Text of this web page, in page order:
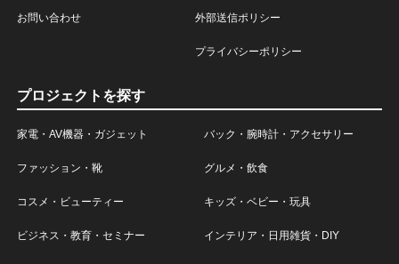
お問い合わせ 外部送信ポリシー
プライバシーポリシー
プロジェクトを探す
家電・AV機器・ガジェット バック・腕時計・アクセサリー
ファッション・靴 グルメ・飲食
コスメ・ビューティー キッズ・ベビー・玩具
ビジネス・教育・セミナー インテリア・日用雑貨・DIY